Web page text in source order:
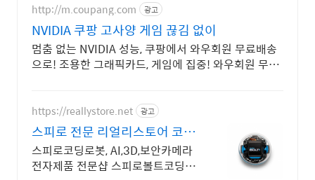
http://m.coupang.com 광고
NVIDIA 쿠팡 고사양 게임 끊김 없이
멈춤 없는 NVIDIA 성능, 쿠팡에서 와우회원 무료배송
으로! 조용한 그래픽카드, 게임에 집중! 와우회원 무료
https://reallystore.net 광고
스피로 전문 리얼리스토어 코딩
교육을 쉽고 재밌게
스피로코딩로봇, AI,3D,보안카메라
전자제품 전문샵 스피로볼트코딩로